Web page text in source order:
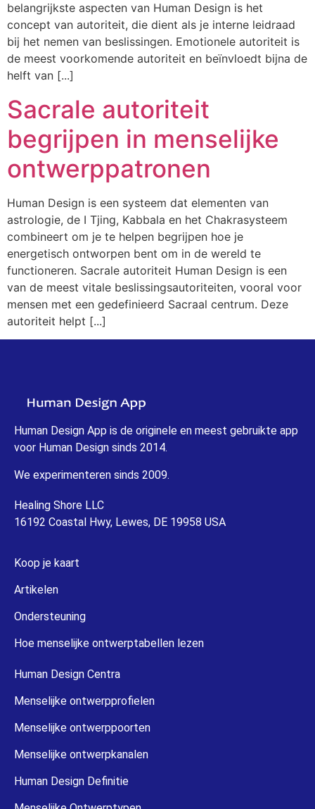
belangrijkste aspecten van Human Design is het
concept van autoriteit, die dient als je interne leidraad
bij het nemen van beslissingen. Emotionele autoriteit is
de meest voorkomende autoriteit en beïnvloedt bijna de
helft van [...]
Sacrale autoriteit
begrijpen in menselijke
ontwerppatronen
Human Design is een systeem dat elementen van
astrologie, de I Tjing, Kabbala en het Chakrasysteem
combineert om je te helpen begrijpen hoe je
energetisch ontworpen bent om in de wereld te
functioneren. Sacrale autoriteit Human Design is een
van de meest vitale beslissingsautoriteiten, vooral voor
mensen met een gedefinieerd Sacraal centrum. Deze
autoriteit helpt [...]
Human Design App is de originele en meest gebruikte app
voor Human Design sinds 2014.
We experimenteren sinds 2009.
Healing Shore LLC
16192 Coastal Hwy, Lewes, DE 19958 USA
Koop je kaart
Artikelen
Ondersteuning
Hoe menselijke ontwerptabellen lezen
Human Design Centra
Menselijke ontwerpprofielen
Menselijke ontwerppoorten
Menselijke ontwerpkanalen
Human Design Definitie